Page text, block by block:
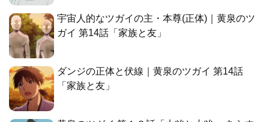
宇宙人的なツガイの主・本尊(正体)｜黄泉のツ
ガイ 第14話「家族と友」
ダンジの正体と伏線｜黄泉のツガイ 第14話
「家族と友」